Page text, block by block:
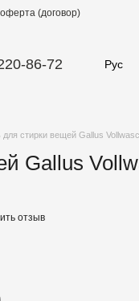
(договор)
86-72 Рус
для стирки вещей Gallus
Gallus
отзыв